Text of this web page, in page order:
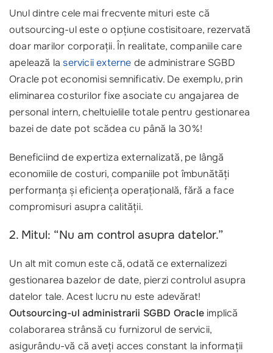
Unul dintre cele mai frecvente mituri este că
outsourcing-ul este o opțiune costisitoare, rezervată
doar marilor corporații. În realitate, companiile care
apelează laservicii externe de administrare SGBD
Oracle pot economisi semnificativ. De exemplu, prin
eliminarea costurilor fixe asociate cu angajarea de
personal intern, cheltuielile totale pentru gestionarea
bazei de date pot scădea cu până la 30%!
Beneficiind de expertiza externalizată, pe lângă
economiile de costuri, companiile pot îmbunătăți
performanța și eficiența operațională, fără a face
compromisuri asupra calității.
2. Mitul: “Nu am control asupra datelor.”
Un alt mit comun este că, odată ce externalizezi
gestionarea bazelor de date, pierzi controlul asupra
datelor tale. Acest lucru nu este adevărat!
Outsourcing-ul administrarii SGBD Oracle implică
colaborarea strânsă cu furnizorul de servicii,
asigurându-vă că aveți acces constant la informații